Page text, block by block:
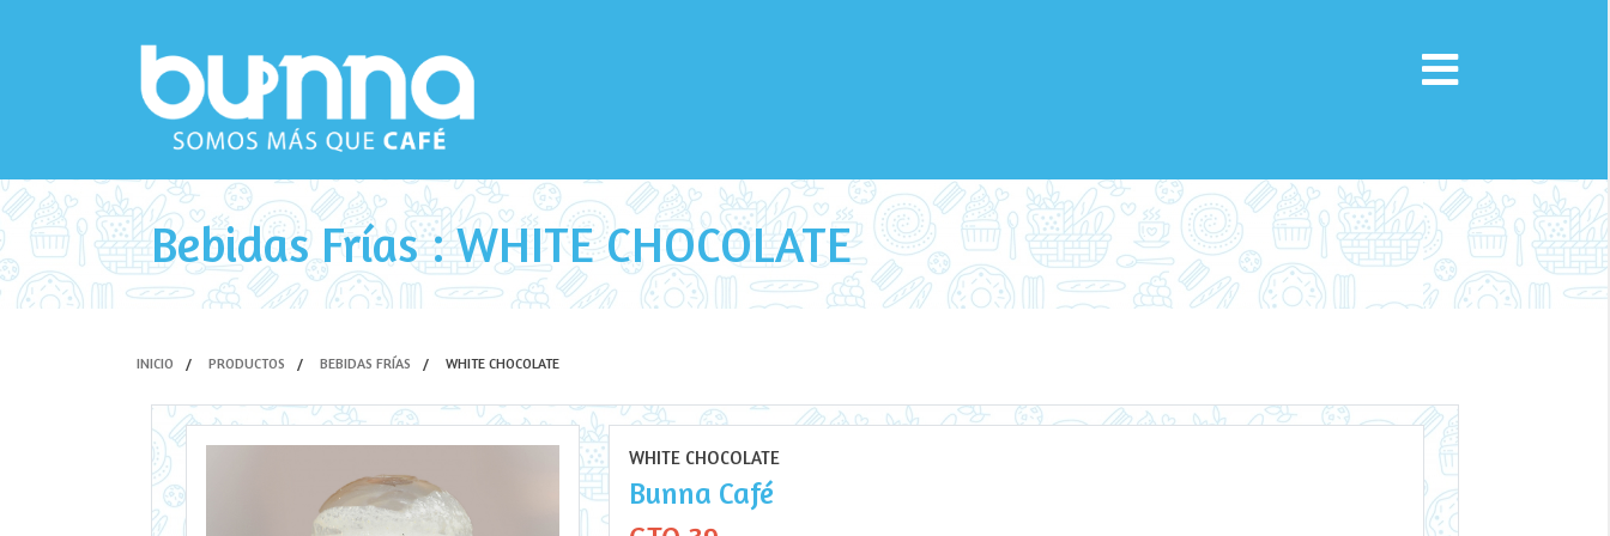
Bebidas Frías : WHITE CHOCOLATE
INICIO PRODUCTOS BEBIDAS FRÍAS WHITE CHOCOLATE
WHITE CHOCOLATE
Bunna Café